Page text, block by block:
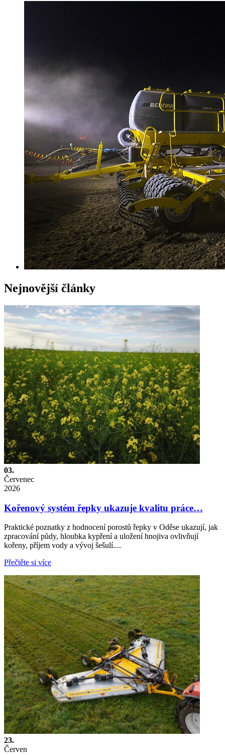
Nejnovější články
03.
Červenec
2026
Kořenový systém řepky ukazuje kvalitu práce…
Praktické poznatky z hodnocení porostů řepky v Oděse ukazují, jak
zpracování půdy, hloubka kypření a uložení hnojiva ovlivňují
kořeny, příjem vody a vývoj šešulí....
Přečtěte si více
23.
Červen